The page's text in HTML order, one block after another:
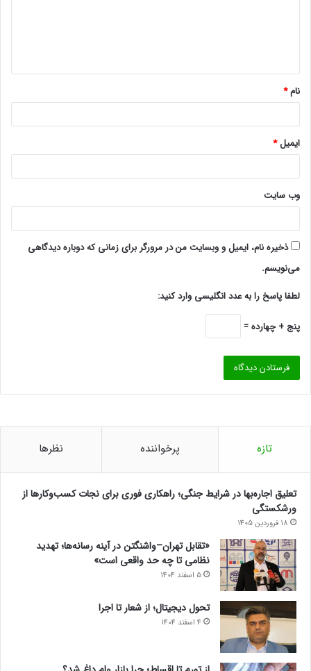
*
نام*
ایمیل*
وب‌ سایت
ذخیره نام، ایمیل و وبسایت من در مرورگر برای زمانی که دوباره دیدگاهی
می‌نویسم.
لطفا پاسخ را به عدد انگلیسی وارد کنید:
پنج + چهارده =
تازه پرخواننده نظرها
تعلیق اجاره‌بها در شرایط جنگی؛ راهکاری فوری برای نجات کسب‌وکارها از
ورشکستگی
18 فروردین 1405
«تقابل تهران–واشنگتن در آینه رسانه‌ها؛ تهدید
نظامی تا چه حد واقعی است»
5 اسفند 1404
تحول دیجیتال؛ از شعار تا اجرا
4 اسفند 1404